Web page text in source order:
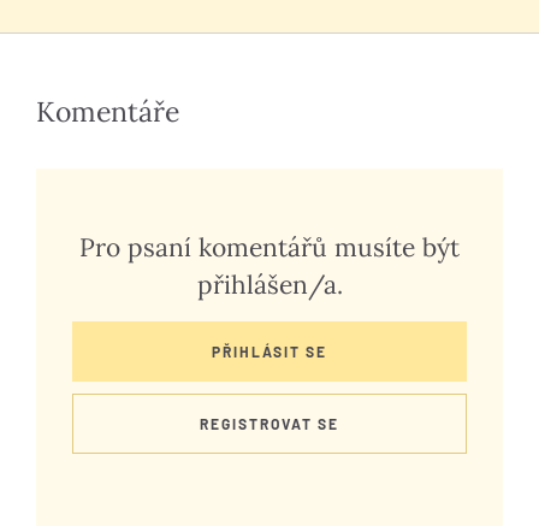
Komentáře
Pro psaní komentářů musíte být
přihlášen/a.
PŘIHLÁSIT SE
REGISTROVAT SE